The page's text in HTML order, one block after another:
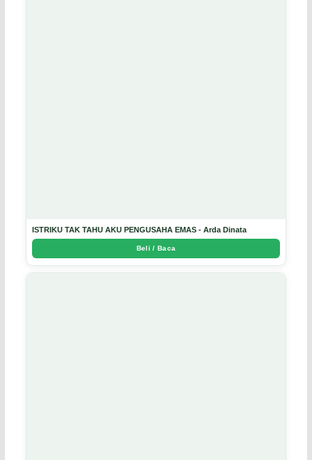
ISTRIKU TAK TAHU AKU PENGUSAHA EMAS - Arda Dinata
Beli / Baca